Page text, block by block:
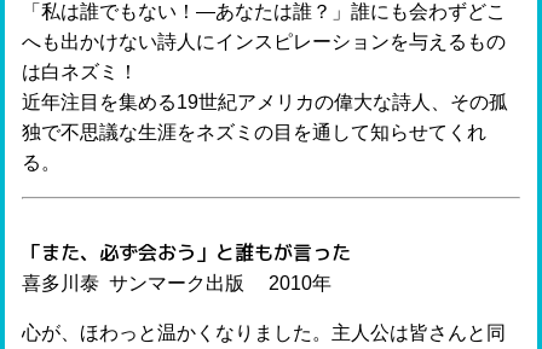
「私は誰でもない！—あなたは誰？」誰にも会わずどこ
へも出かけない詩人にインスピレーションを与えるもの
は白ネズミ！
近年注目を集める19世紀アメリカの偉大な詩人、その孤
独で不思議な生涯をネズミの目を通して知らせてくれ
る。
「また、必ず会おう」と誰もが言った
喜多川泰 サンマーク出版 2010年
心が、ほわっと温かくなりました。主人公は皆さんと同